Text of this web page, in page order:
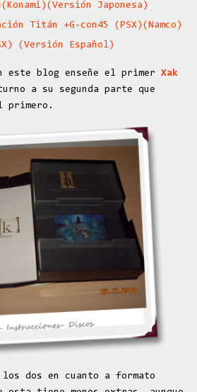
Japonesa)
Titán +G-con45 (PSX)(Namco)
(Versión Español)
este blog enseñe el primer
Xak
a su segunda parte que
primero.
dos en cuanto a formato